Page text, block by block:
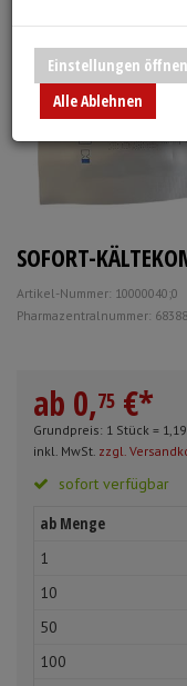
Medikation
Warm- und Kaltkompressen
Urinflaschen & Zubehör
Mundpflege &
Unterlagen und
SOFORT-
Artikel-Nummer: 10000040;0
Pharmazentralnummer:
ab 0,75 €*
Grundpreis: 1 Stück = 1,19
inkl. MwSt. zzgl.
sofort verfügbar
ab Menge
1
10
50
100
Einstellungen öffnen
Alle Ablehnen